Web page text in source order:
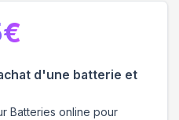
d'une batterie et
Batteries online pour
€